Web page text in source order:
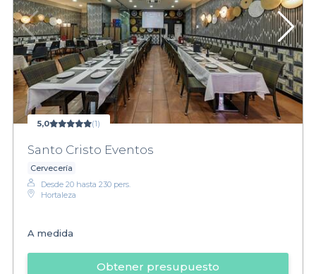
5,0 (1)
Santo Cristo Eventos
Cervecería
Desde 20 hasta 230 pers.
Hortaleza
A medida
Obtener presupuesto